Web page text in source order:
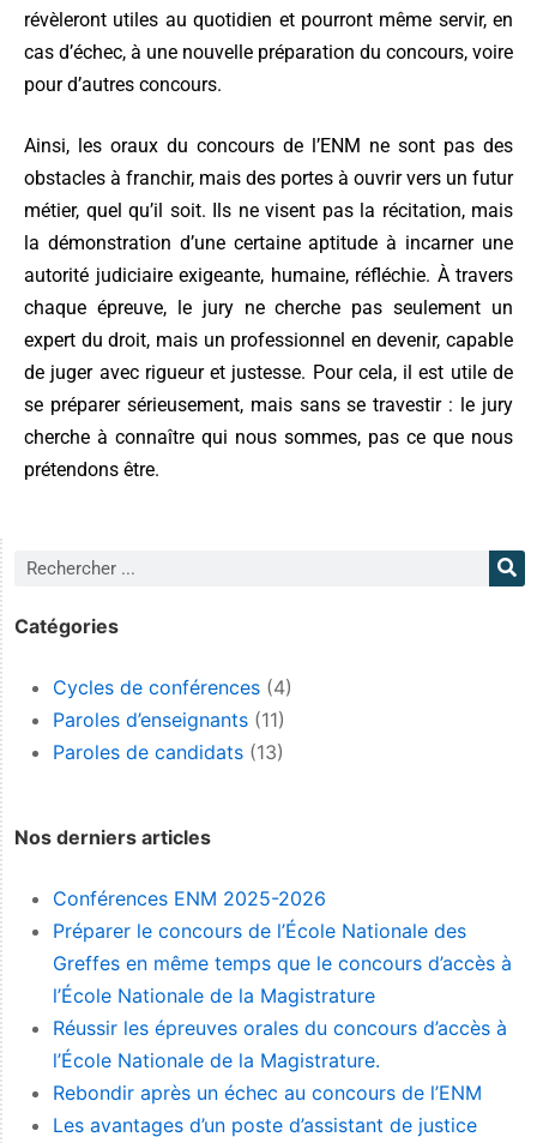
révèleront utiles au quotidien et pourront même servir, en
cas d’échec, à une nouvelle préparation du concours, voire
pour d’autres concours.
Ainsi, les oraux du concours de l’ENM ne sont pas des
obstacles à franchir, mais des portes à ouvrir vers un futur
métier, quel qu’il soit. Ils ne visent pas la récitation, mais
la démonstration d’une certaine aptitude à incarner une
autorité judiciaire exigeante, humaine, réfléchie. À travers
chaque épreuve, le jury ne cherche pas seulement un
expert du droit, mais un professionnel en devenir, capable
de juger avec rigueur et justesse. Pour cela, il est utile de
se préparer sérieusement, mais sans se travestir : le jury
cherche à connaître qui nous sommes, pas ce que nous
prétendons être.
Catégories
Cycles de conférences (4)
Paroles d’enseignants (11)
Paroles de candidats (13)
Nos derniers articles
Conférences ENM 2025-2026
Préparer le concours de l’École Nationale des
Greffes en même temps que le concours d’accès à
l’École Nationale de la Magistrature
Réussir les épreuves orales du concours d’accès à
l’École Nationale de la Magistrature.
Rebondir après un échec au concours de l’ENM
Les avantages d’un poste d’assistant de justice